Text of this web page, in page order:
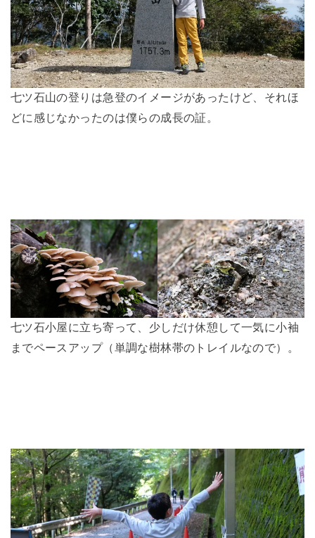
七ツ石山の登りは急登のイメージがあったけど、それほ
どに感じなかったのは僕らの成長の証。
七ツ石小屋に立ち寄って、少しだけ休憩して一気に小袖
までペースアップ（単調な樹林帯のトレイルなので）。